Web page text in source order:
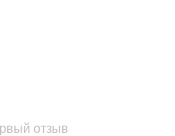
отзыв